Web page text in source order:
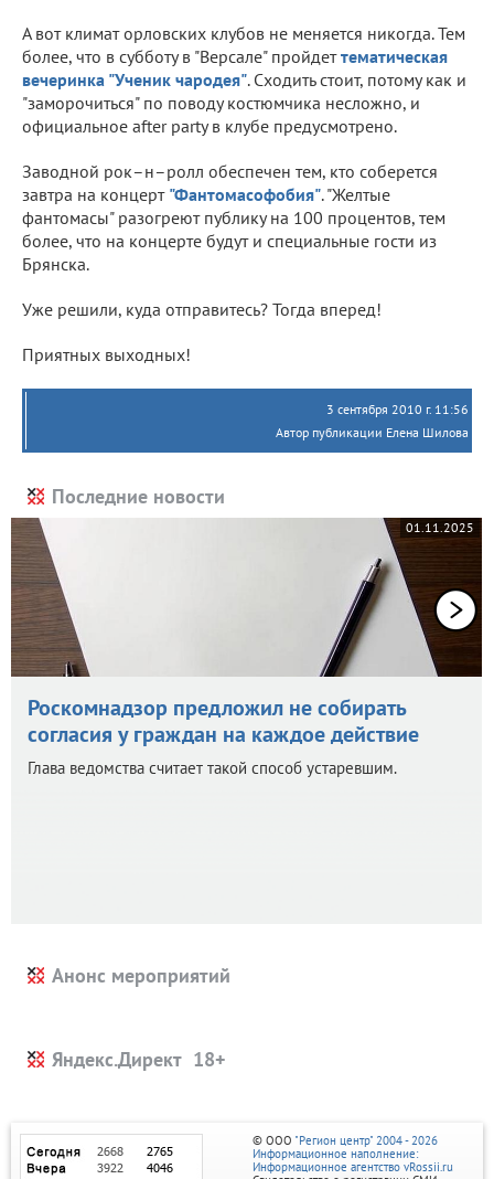
А вот климат орловских клубов не меняется никогда. Тем
более, что в субботу в "Версале" пройдеттематическая
вечеринка "Ученик чародея". Сходить стоит, потому как и
"заморочиться" по поводу костюмчика несложно, и
официальное after party в клубе предусмотрено.
Заводной рок–н–ролл обеспечен тем, кто соберется
завтра на концерт "Фантомасофобия". "Желтые
фантомасы" разогреют публику на 100 процентов, тем
более, что на концерте будут и специальные гости из
Брянска.
Уже решили, куда отправитесь? Тогда вперед!
Приятных выходных!
3 сентября 2010 г. 11:56
Автор публикации Елена Шилова
Последние новости
01.11.2025
Роскомнадзор предложил не собирать
согласия у граждан на каждое действие
Глава ведомства считает такой способ устаревшим.
Анонс мероприятий
Яндекс.Директ
© ООО "Регион центр" 2004 - 2026
Информационное наполнение:
Информационное агентство vRossii.ru